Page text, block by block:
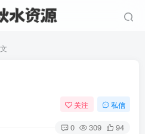
关注 私信
0 309 94